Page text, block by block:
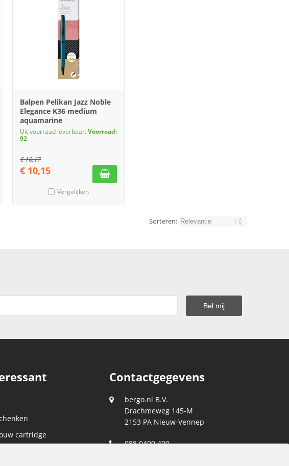
Balpen Pelikan Jazz Noble
Elegance K36 medium
aquamarine
Uit voorraad leverbaar.Voorraad:
92
€16,17
€ 10,15
Vergelijken
Sorteren:
cartridge
Contactgegevens
bergo.nl B.V.
Drachmeweg 145-M
2153 PA Nieuw-Vennep
088 0400 400